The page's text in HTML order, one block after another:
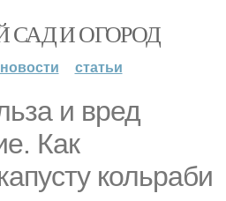
САД И ОГОРОД
новости статьи
и вред
Как
кольраби